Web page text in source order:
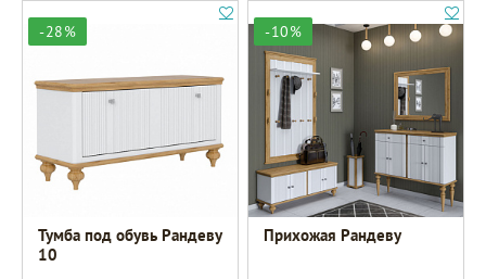
-28%
Тумба под обувь Рандеву
10
-10%
Прихожая Рандеву